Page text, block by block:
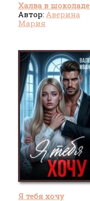
Халва в шоколаде
Автор: Аверина
Мария
Я тебя хочу